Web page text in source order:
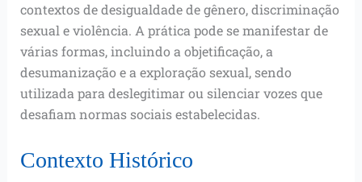
contextos de desigualdade de gênero, discriminação
sexual e violência. A prática pode se manifestar de
várias formas, incluindo a objetificação, a
desumanização e a exploração sexual, sendo
utilizada para deslegitimar ou silenciar vozes que
desafiam normas sociais estabelecidas.
Contexto Histórico